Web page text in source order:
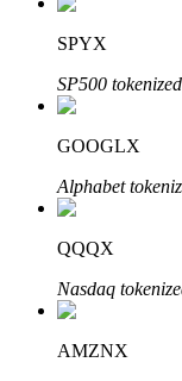
Zdobądź
SPYX
SP500
GOOGLX
Alphabet
QQQX
Nasdaq
AMZNX